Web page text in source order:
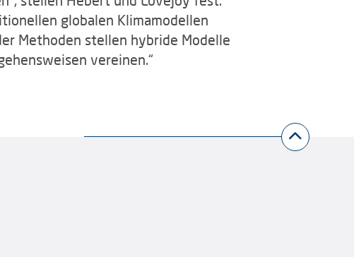
globalen Klimamodellen
Methoden stellen hybride Modelle
vereinen.“